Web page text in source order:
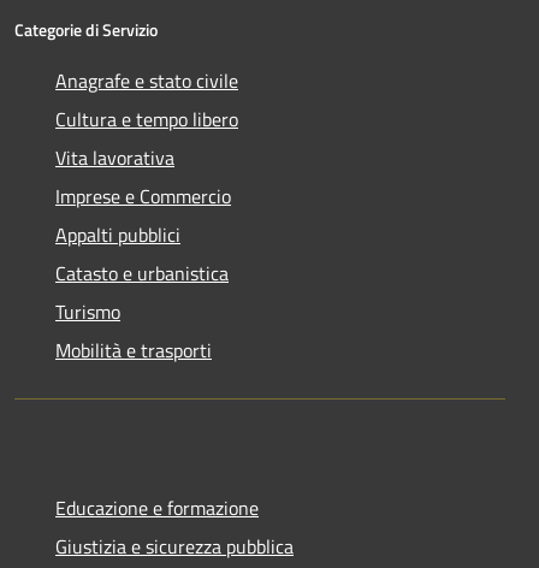
Categorie di Servizio
Anagrafe e stato civile
Cultura e tempo libero
Vita lavorativa
Imprese e Commercio
Appalti pubblici
Catasto e urbanistica
Turismo
Mobilità e trasporti
Educazione e formazione
Giustizia e sicurezza pubblica